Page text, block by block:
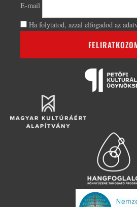
E-mail
Ha folytatod, azzal elfogadod az